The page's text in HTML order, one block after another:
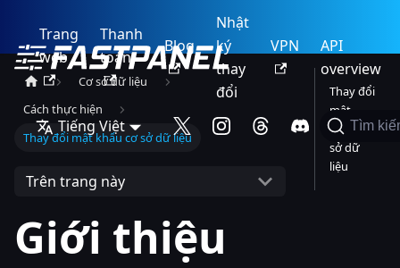
Trang
web
Thanh
toán
Blog
Nhật
ký
thay
đổi
VPN
API
overview
Tiếng Việt Tìm
Cơ sở dữ liệu
Cách thực hiện
Thay đổi mật khẩu cơ sở dữ liệu
Trên trang này
Giới thiệu
Thay đổi
mật
khẩu cơ
sở dữ
liệu